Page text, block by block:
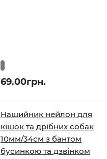
69.00грн.
Нашийник нейлон для
кішок та дрібних собак
10мм/34см з бантом
бусинкою та дзвінком